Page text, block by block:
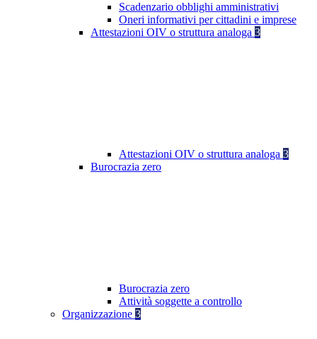
Scadenzario obblighi amministrativi
Oneri informativi per cittadini e imprese
Attestazioni OIV o struttura analoga 3
Attestazioni OIV o struttura analoga 3
Burocrazia zero
Burocrazia zero
Attività soggette a controllo
Organizzazione 3